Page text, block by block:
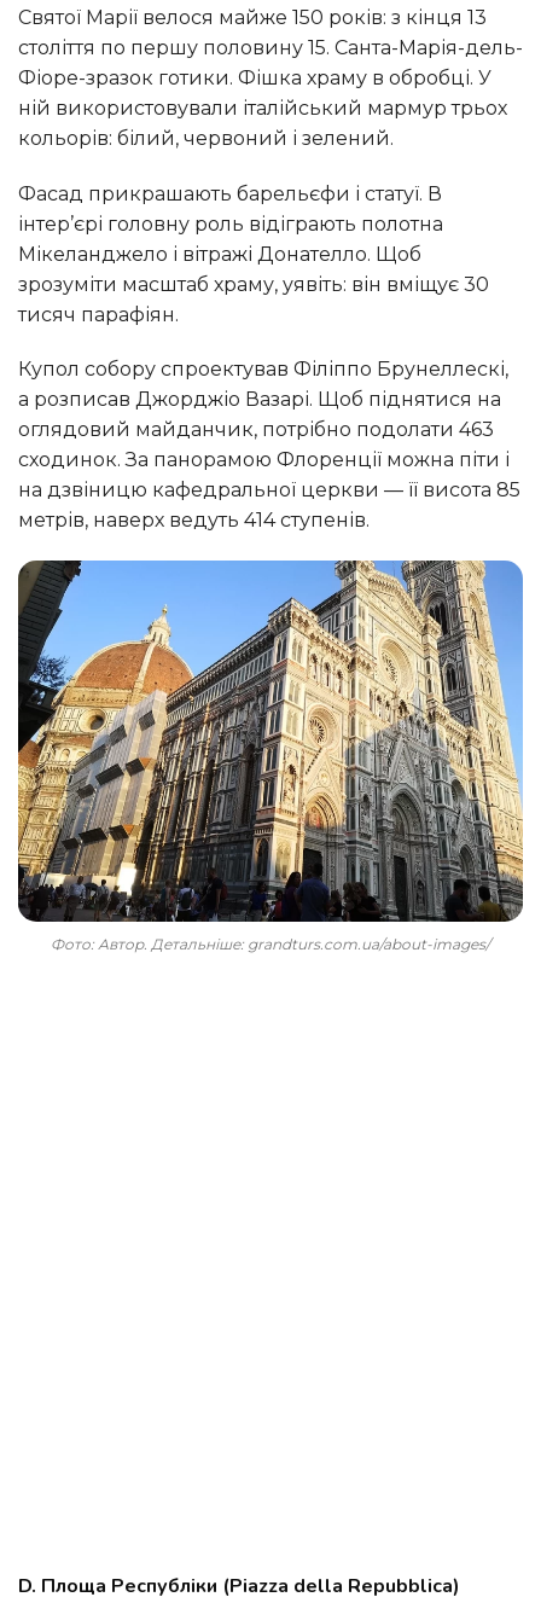
Святої Марії велося майже 150 років: з кінця 13
століття по першу половину 15. Санта-Марія-дель-
Фіоре-зразок готики. Фішка храму в обробці. У
ній використовували італійський мармур трьох
кольорів: білий, червоний і зелений.
Фасад прикрашають барельєфи і статуї. В
інтер’єрі головну роль відіграють полотна
Мікеланджело і вітражі Донателло. Щоб
зрозуміти масштаб храму, уявіть: він вміщує 30
тисяч парафіян.
Купол собору спроектував Філіппо Брунеллескі,
а розписав Джорджіо Вазарі. Щоб піднятися на
оглядовий майданчик, потрібно подолати 463
сходинок. За панорамою Флоренції можна піти і
на дзвіницю кафедральної церкви — її висота 85
метрів, наверх ведуть 414 ступенів.
Фото: Автор. Детальніше: grandturs.com.ua/about-images/
D. Площа Республіки (Piazza della Repubblica)